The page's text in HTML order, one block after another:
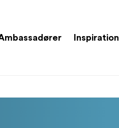
Inspiration